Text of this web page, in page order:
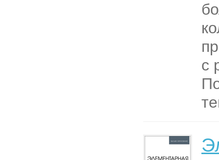
с